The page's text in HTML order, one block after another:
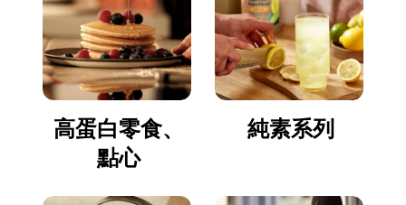
高蛋白零食、
點心
純素系列